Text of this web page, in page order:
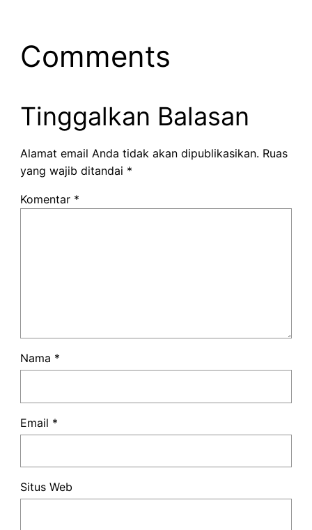
Comments
Tinggalkan Balasan
Alamat email Anda tidak akan dipublikasikan. Ruas
yang wajib ditandai *
Komentar *
Nama *
Email *
Situs Web